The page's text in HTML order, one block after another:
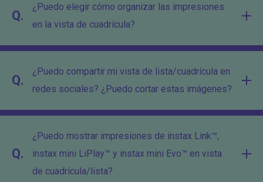
Q.
¿Puedo elegir cómo organizar las impresiones
en la vista de cuadrícula?
Q.
¿Puedo compartir mi vista de lista/cuadrícula en
redes sociales? ¿Puedo cortar estas imágenes?
Q.
¿Puedo mostrar impresiones de instax Link™,
instax mini LiPlay™ y instax mini Evo™ en vista
de cuadrícula/lista?